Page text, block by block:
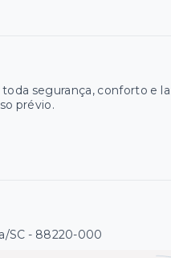
segurança, conforto e
prévio.
SC - 88220-000